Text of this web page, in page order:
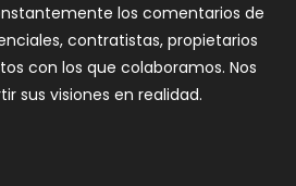
los comentarios de
contratistas, propietarios
con los que colaboramos. Nos
sus visiones en realidad.